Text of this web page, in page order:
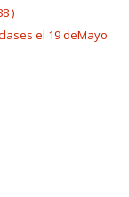
)
el 19 deMayo